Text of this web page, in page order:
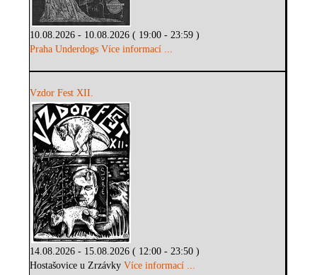
10.08.2026 - 10.08.2026 ( 19:00 - 23:59 )
Praha Underdogs Více informací ...
Vzdor Fest XII.
14.08.2026 - 15.08.2026 ( 12:00 - 23:50 )
Hostašovice u ZrzávkyVíce informací ...